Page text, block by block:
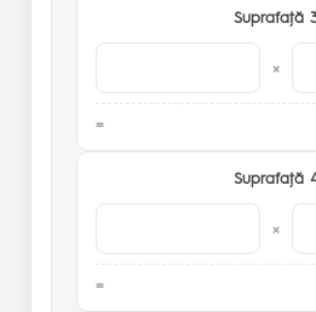
Suprafaţă
×
Suprafaţă
×